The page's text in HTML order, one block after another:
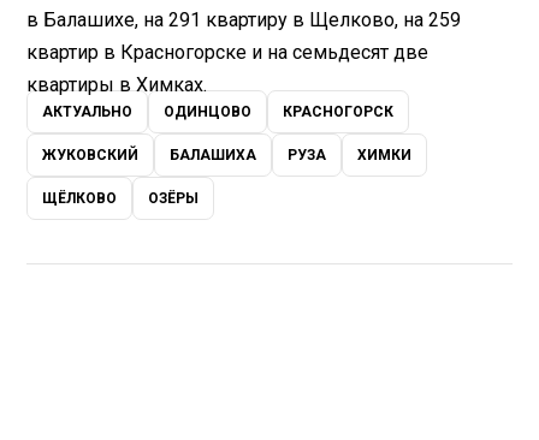
в Балашихе, на 291 квартиру в Щелково, на 259
квартир в Красногорске и на семьдесят две
квартиры в Химках.
АКТУАЛЬНО ОДИНЦОВО КРАСНОГОРСК
ЖУКОВСКИЙ БАЛАШИХА РУЗА ХИМКИ
ЩЁЛКОВО ОЗЁРЫ